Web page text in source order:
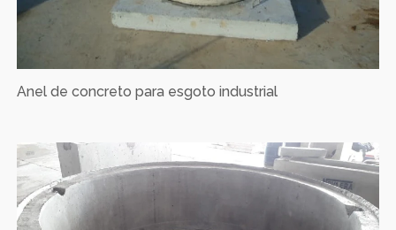
Anel de concreto para esgoto industrial